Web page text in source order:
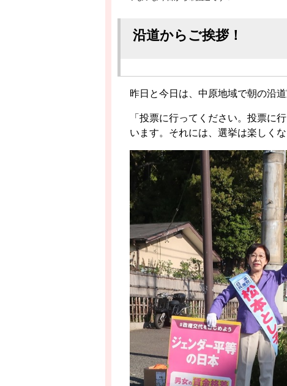
沿道からご挨拶！
昨日と今日は、中原地域で朝の沿道
「投票に行ってください。投票に
います。それには、選挙は楽しくな